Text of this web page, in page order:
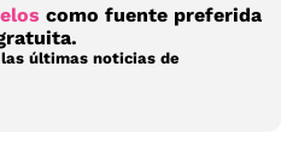
como fuente preferida
últimas noticias de